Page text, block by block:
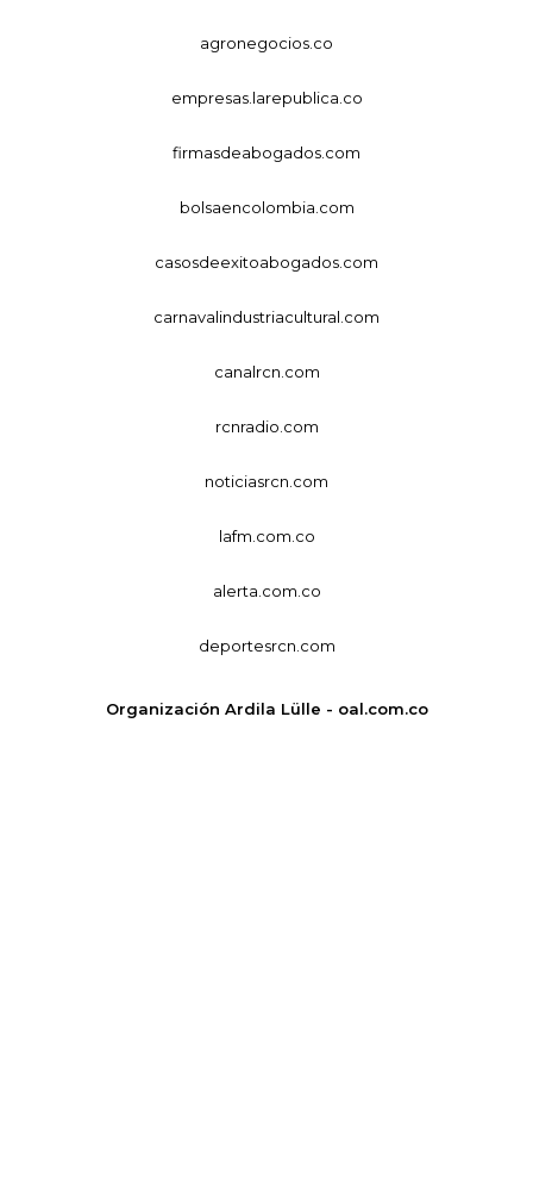
agronegocios.co
empresas.larepublica.co
firmasdeabogados.com
bolsaencolombia.com
casosdeexitoabogados.com
carnavalindustriacultural.com
canalrcn.com
rcnradio.com
noticiasrcn.com
lafm.com.co
alerta.com.co
deportesrcn.com
Organización Ardila Lülle - oal.com.co